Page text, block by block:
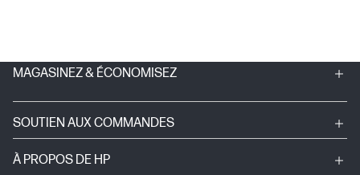
MAGASINEZ & ÉCONOMISEZ
SOUTIEN AUX COMMANDES
À PROPOS DE HP